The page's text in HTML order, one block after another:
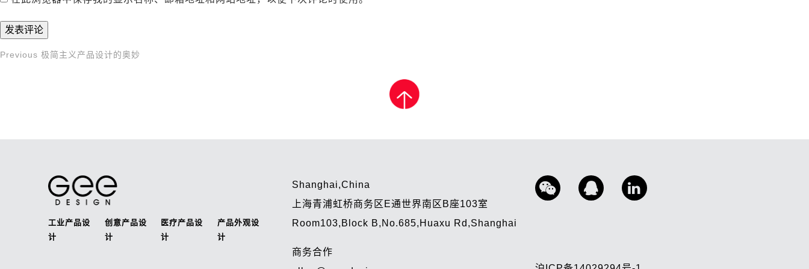
文
导
Previous
Previous 极简主义产品设计的奥妙
工业产品设
计
创意产品设
计
医疗产品设
计
产品外观设
计
Shanghai,China
上海青浦虹桥商务区E通世界南区B座103室
Room103,Block B,No.685,Huaxu Rd,Shanghai
商务合作